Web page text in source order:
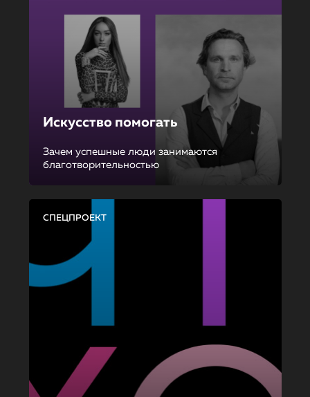
Искусство помогать
Зачем успешные люди занимаются
благотворительностью
СПЕЦПРОЕКТ